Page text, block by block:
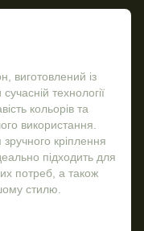
виготовлений із
технології
кольорів та
використання.
кріплення
підходить для
потреб, а також
стилю.